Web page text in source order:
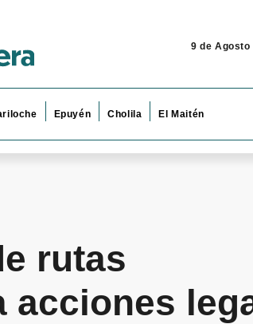
9 de Agosto
Epuyén Cholila El Maitén
rutas
acciones